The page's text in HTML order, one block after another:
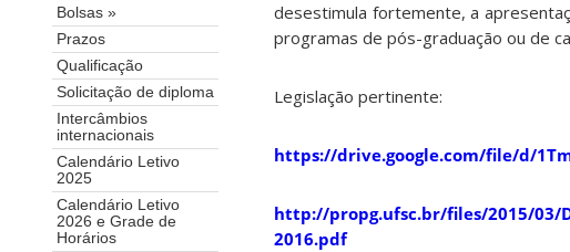
Bolsas »
Prazos
Qualificação
Solicitação de diploma
Intercâmbios
internacionais
Calendário Letivo
2025
Calendário Letivo
2026 e Grade de
Horários
desestimula fortemente, a
programas de pós-graduação ou de
Legislação pertinente:
https://drive.google.com/file/d/
http://propg.ufsc.br/files/2015/03/
2016.pdf